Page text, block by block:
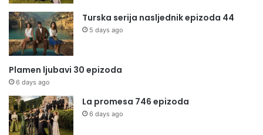
Turska serija nasljednik epizoda 44
5 days ago
Plamen ljubavi 30 epizoda
6 days ago
La promesa 746 epizoda
6 days ago